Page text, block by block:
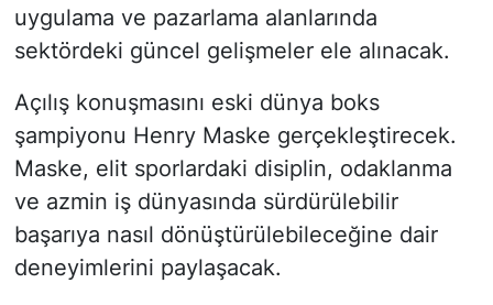
uygulama ve pazarlama alanlarında
sektördeki güncel gelişmeler ele alınacak.
Açılış konuşmasını eski dünya boks
şampiyonu Henry Maske gerçekleştirecek.
Maske, elit sporlardaki disiplin, odaklanma
ve azmin iş dünyasında sürdürülebilir
başarıya nasıl dönüştürülebileceğine dair
deneyimlerini paylaşacak.